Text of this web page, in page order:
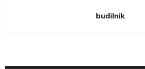
budilnik